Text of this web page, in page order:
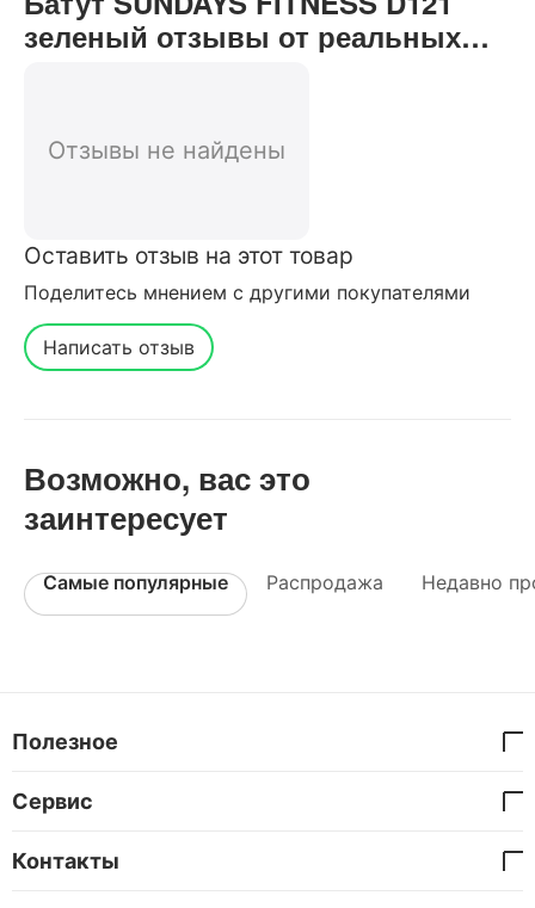
зеленый отзывы от реальных
Отзывы не найдены
Оставить отзыв на этот товар
Поделитесь мнением с другими покупателями
Написать отзыв
Возможно, вас это
заинтересует
Самые популярные Распродажа Недавно
Полезное
Сервис
Контакты